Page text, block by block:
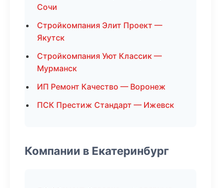
Сочи
Стройкомпания Элит Проект —
Якутск
Стройкомпания Уют Классик —
Мурманск
ИП Ремонт Качество — Воронеж
ПСК Престиж Стандарт — Ижевск
Компании в Екатеринбург